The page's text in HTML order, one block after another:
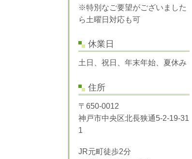
※特別なご要望がございました
ら土曜日対応も可
休業日
土日、祝日、年末年始、夏休み
住所
〒650-0012
神戸市中央区北長狭通5-2-19-31
1
JR元町徒歩2分